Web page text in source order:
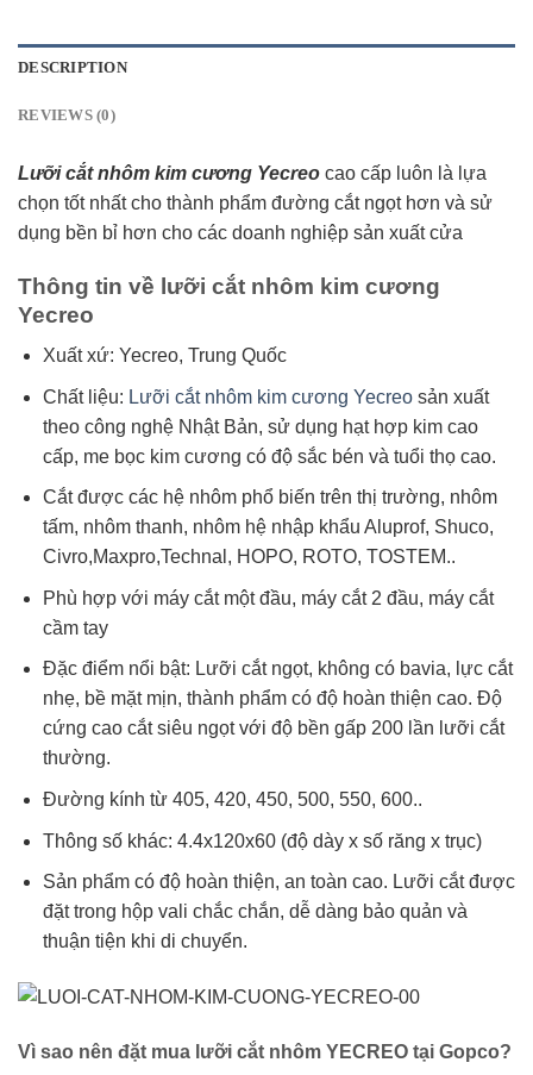
DESCRIPTION
REVIEWS (0)
Lưỡi cắt nhôm kim cương Yecreo cao cấp luôn là lựa
chọn tốt nhất cho thành phẩm đường cắt ngọt hơn và sử
dụng bền bỉ hơn cho các doanh nghiệp sản xuất cửa
Thông tin về lưỡi cắt nhôm kim cương
Yecreo
Xuất xứ: Yecreo, Trung Quốc
Chất liệu: Lưỡi cắt nhôm kim cương Yecreosản xuất
theo công nghệ Nhật Bản, sử dụng hạt hợp kim cao
cấp, me bọc kim cương có độ sắc bén và tuổi thọ cao.
Cắt được các hệ nhôm phổ biến trên thị trường, nhôm
tấm, nhôm thanh, nhôm hệ nhập khẩu Aluprof, Shuco,
Civro,Maxpro,Technal, HOPO, ROTO, TOSTEM..
Phù hợp với máy cắt một đầu, máy cắt 2 đầu, máy cắt
cầm tay
Đặc điểm nổi bật: Lưỡi cắt ngọt, không có bavia, lực cắt
nhẹ, bề mặt mịn, thành phẩm có độ hoàn thiện cao. Độ
cứng cao cắt siêu ngọt với độ bền gấp 200 lần lưỡi cắt
thường.
Đường kính từ 405, 420, 450, 500, 550, 600..
Thông số khác: 4.4x120x60 (độ dày x số răng x trục)
Sản phẩm có độ hoàn thiện, an toàn cao. Lưỡi cắt được
đặt trong hộp vali chắc chắn, dễ dàng bảo quản và
thuận tiện khi di chuyển.
Vì sao nên đặt mua lưỡi cắt nhôm YECREO tại Gopco?